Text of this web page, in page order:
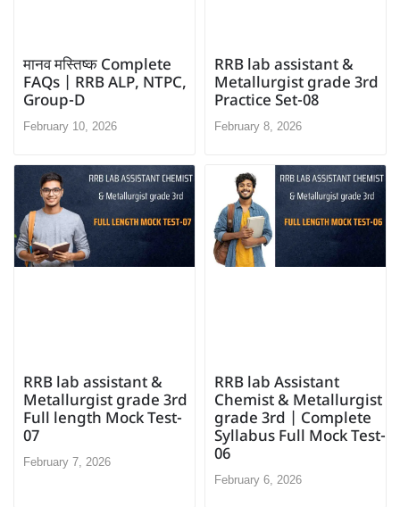
मानव मस्तिष्क Complete
FAQs | RRB ALP, NTPC,
Group-D
February 10, 2026
RRB lab assistant &
Metallurgist grade 3rd
Practice Set-08
February 8, 2026
RRB lab assistant &
Metallurgist grade 3rd
Full length Mock Test-
07
February 7, 2026
RRB lab Assistant
Chemist & Metallurgist
grade 3rd | Complete
Syllabus Full Mock Test-
06
February 6, 2026